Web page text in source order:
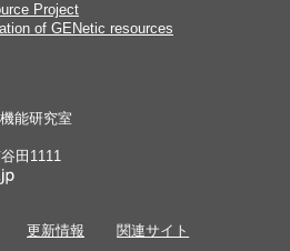
Project
of GENetic resources
能研究室
田1111
更新情報 関連サイト